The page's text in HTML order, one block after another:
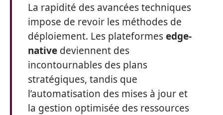
La rapidité des avancées techniques
impose de revoir les méthodes de
déploiement. Les plateformesedge-
native deviennent des
incontournables des plans
stratégiques, tandis que
l’automatisation des mises à jour et
la gestion optimisée des ressources